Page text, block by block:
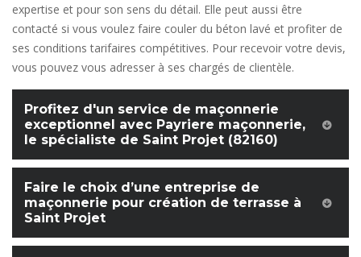
expertise et pour son sens du détail. Elle peut aussi être
contacté si vous voulez faire couler du béton lavé et profiter de
ses conditions tarifaires compétitives. Pour recevoir votre devis,
vous pouvez vous adresser à ses chargés de clientèle.
Profitez d'un service de maçonnerie
exceptionnel avec Payriere maçonnerie,
le spécialiste de Saint Projet (82160)
Faire le choix d’une entreprise de
maçonnerie pour création de terrasse à
Saint Projet